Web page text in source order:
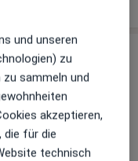
Henning
und unseren
zu
sammeln und
akzeptieren,
die für die
technisch